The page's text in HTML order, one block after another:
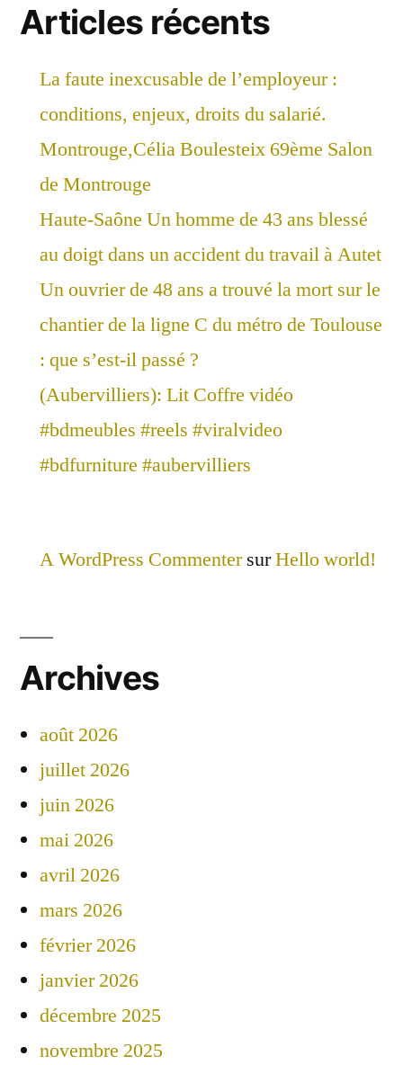
Articles récents
La faute inexcusable de l’employeur :
conditions, enjeux, droits du salarié.
Montrouge,Célia Boulesteix 69ème Salon
de Montrouge
Haute-Saône Un homme de 43 ans blessé
au doigt dans un accident du travail à Autet
Un ouvrier de 48 ans a trouvé la mort sur le
chantier de la ligne C du métro de Toulouse
: que s’est-il passé ?
(Aubervilliers): Lit Coffre vidéo
#bdmeubles #reels #viralvideo
#bdfurniture #aubervilliers
A WordPress CommentersurHello world!
Archives
août 2026
juillet 2026
juin 2026
mai 2026
avril 2026
mars 2026
février 2026
janvier 2026
décembre 2025
novembre 2025